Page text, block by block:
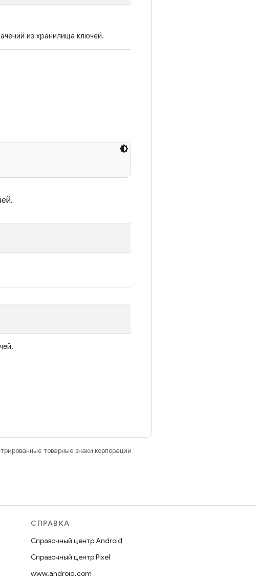
из хранилища ключей.
товарные знаки корпорации
СПРАВКА
Справочный центр Android
Справочный центр Pixel
www.android.com